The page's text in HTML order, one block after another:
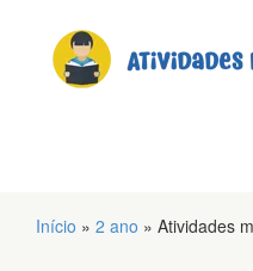
Início » 2 ano » Atividades